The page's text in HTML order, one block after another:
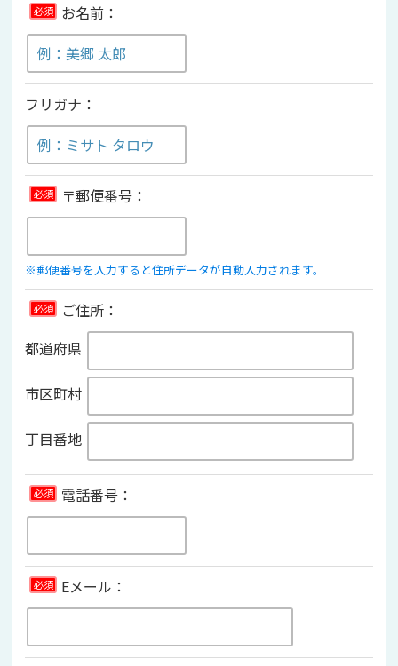
必須 お名前：
フリガナ：
必須 〒郵便番号：
※郵便番号を入力すると住所データが自動入力されます。
必須
ご住所：
都道府県
市区町村
丁目番地
必須 電話番号：
必須 Eメール：